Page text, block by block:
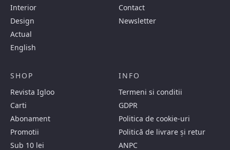
Interior
Design
Actual
English
Contact
Newsletter
SHOP
Revista Igloo
Carti
Abonament
Promotii
Sub 10 lei
INFO
Termeni si conditii
GDPR
Politica de cookie-uri
Politică de livrare și retur
ANPC